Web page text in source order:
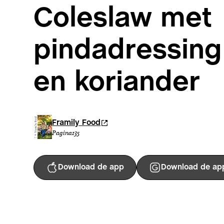
Coleslaw met
pindadressing
en koriander
Framily Food
Pagina135
Download de app Download de